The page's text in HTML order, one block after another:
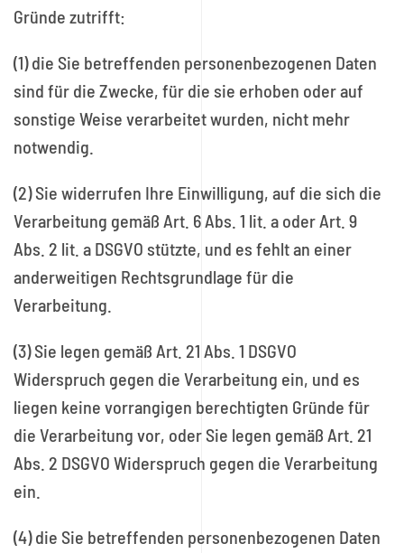
Gründe zutrifft:
(1) die Sie betreffenden personenbezogenen Daten
sind für die Zwecke, für die sie erhoben oder auf
sonstige Weise verarbeitet wurden, nicht mehr
notwendig.
(2) Sie widerrufen Ihre Einwilligung, auf die sich die
Verarbeitung gemäß Art. 6 Abs. 1 lit. a oder Art. 9
Abs. 2 lit. a DSGVO stützte, und es fehlt an einer
anderweitigen Rechtsgrundlage für die
Verarbeitung.
(3) Sie legen gemäß Art. 21 Abs. 1 DSGVO
Widerspruch gegen die Verarbeitung ein, und es
liegen keine vorrangigen berechtigten Gründe für
die Verarbeitung vor, oder Sie legen gemäß Art. 21
Abs. 2 DSGVO Widerspruch gegen die Verarbeitung
ein.
(4) die Sie betreffenden personenbezogenen Daten